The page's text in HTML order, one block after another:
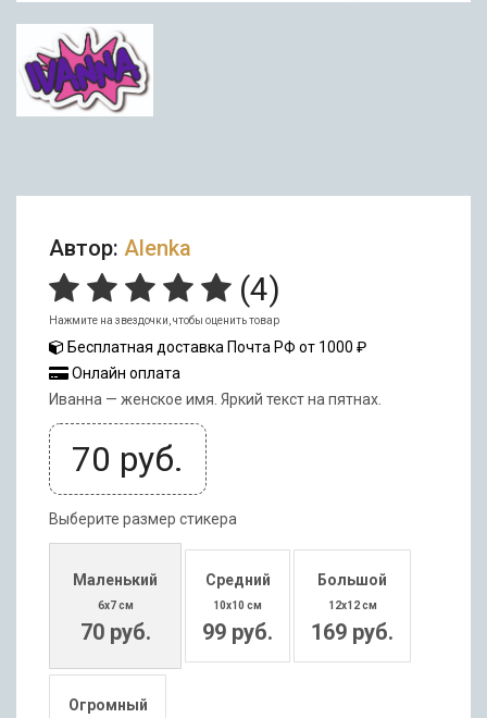
Автор: Alenka
(4)
Нажмите на звездочки, чтобы оценить товар
Бесплатная доставка Почта РФ от 1000 ₽
Онлайн оплата
Иванна — женское имя. Яркий текст на пятнах.
70 руб.
Выберите размер стикера
Маленький
6x7 см
70 руб.
Средний
10x10 см
99 руб.
Большой
12x12 см
169 руб.
Огромный